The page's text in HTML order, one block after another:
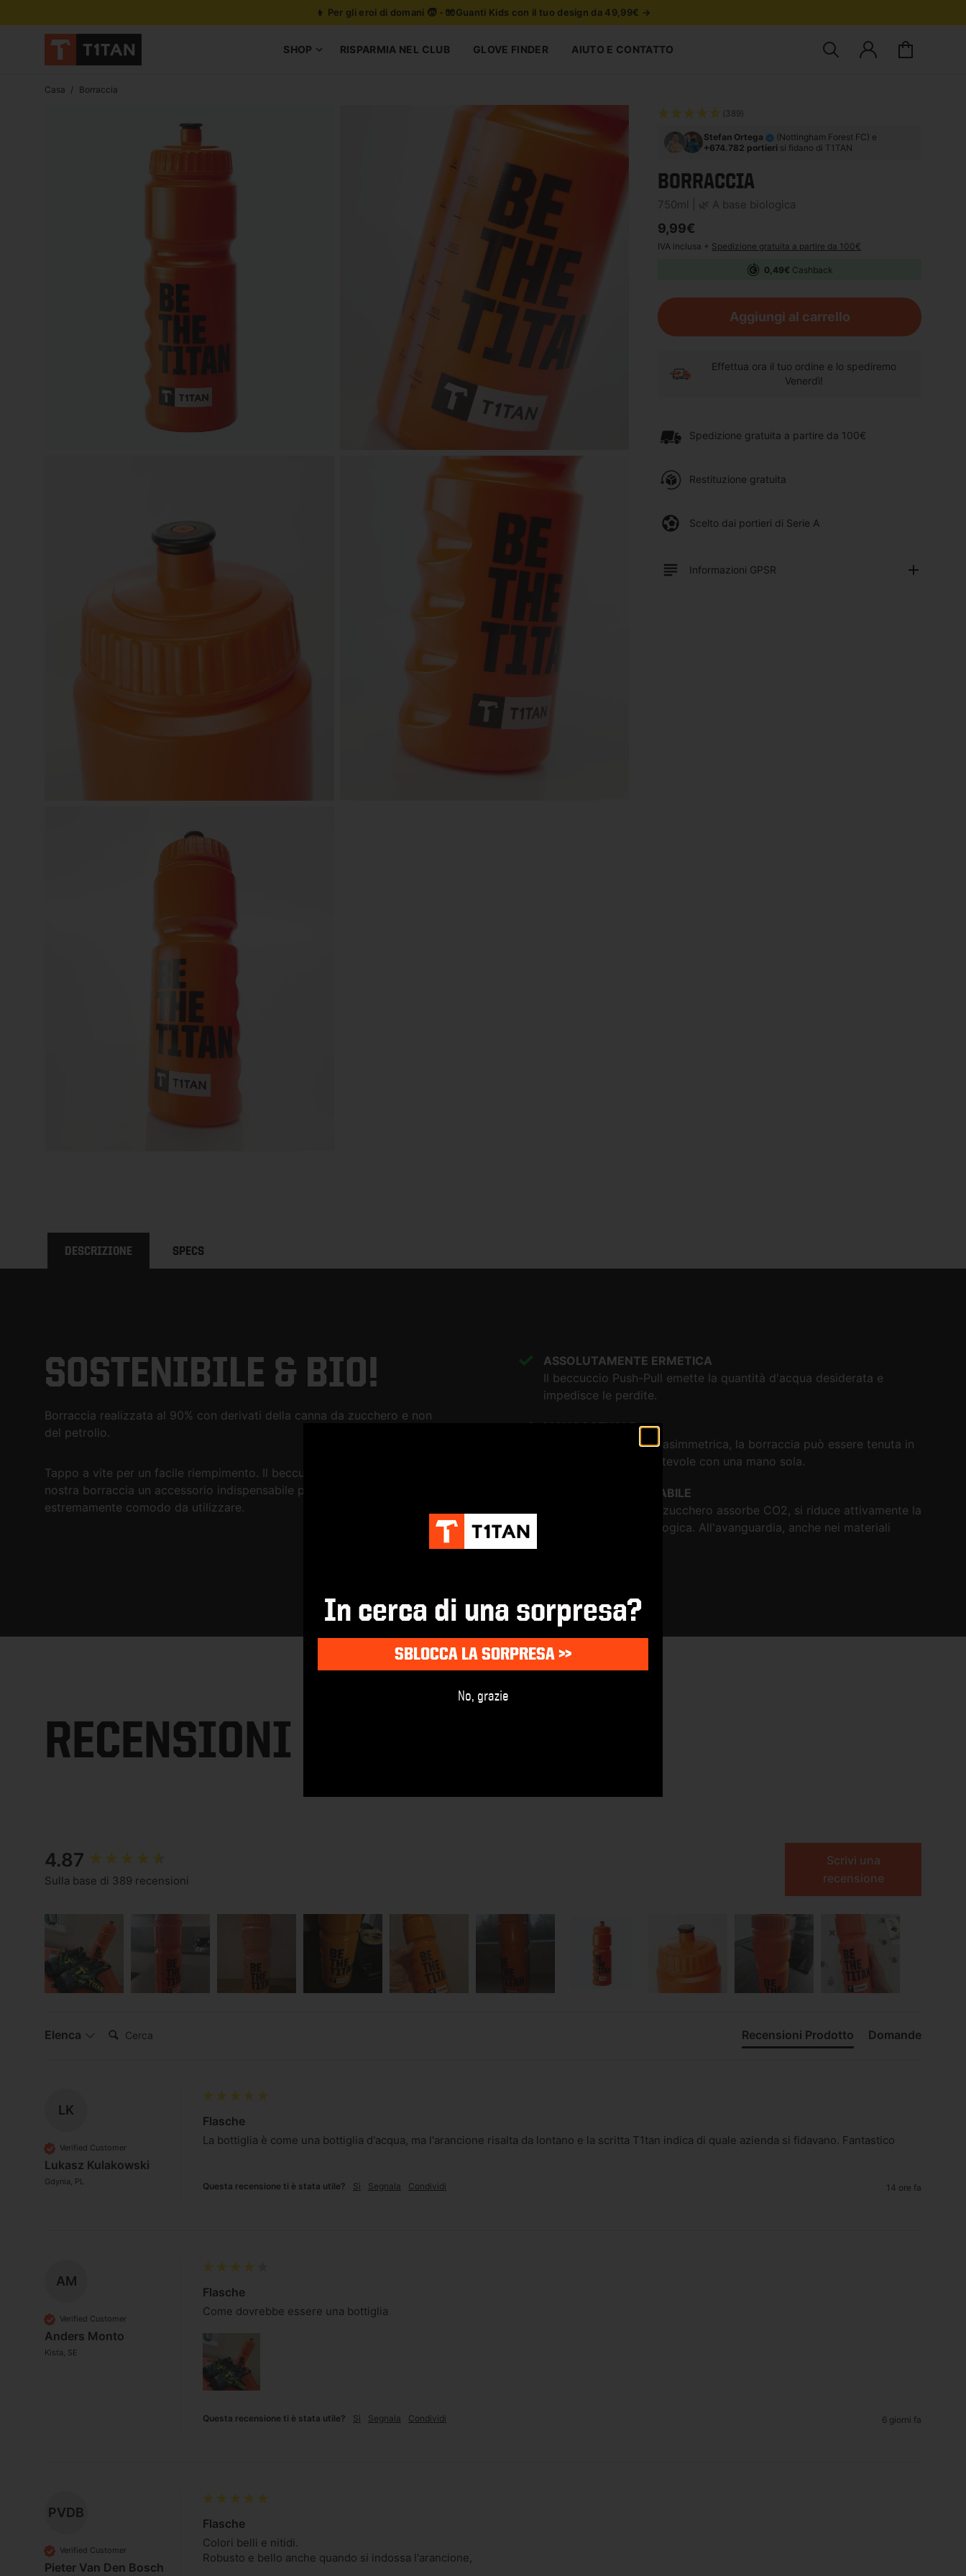
👦 Per gli eroi di domani 🧒 - 🧤Guanti Kids con il tuo design da 49,99€ →
SHOP RISPARMIA NEL CLUB GLOVE FINDER AIUTO E CONTATTO
Cerca prodotti
AccediCarrello
Casa / Borraccia
(389)
Stefan Ortega
(Nottingham Forest FC) e
+674.782 portieri si fidano di T1TAN
BORRACCIA
750ml | 🌿 A base biologica
Prezzo di listino
9,99€
IVA inclusa + Spedizione gratuita a partire da 100€
0,49€ Cashback
Aggiungi al carrello
Effettua ora il tuo ordine e lo spediremo
Venerdì!
Spedizione gratuita a partire da 100€
Restituzione gratuita
Scelto dai portieri di Serie A
Informazioni GPSR
DESCRIZIONE SPECS
SOSTENIBILE & BIO!
Borraccia realizzata al 90% con derivati della canna da zucchero e non
del petrolio.
Tappo a vite per un facile riempimento. Il beccuccio push-pull rende la
nostra borraccia un accessorio indispensabile per ogni portiere ed
estremamente comodo da utilizzare.
ASSOLUTAMENTE ERMETICA
Il beccuccio Push-Pull emette la quantità d'acqua desiderata e
impedisce le perdite.
MANOGGEVOLE
Grazie alla sua forma asimmetrica, la borraccia può essere tenuta in
modo sicuro e confortevole con una mano sola.
MENO CO2 + RICICLABILE
Dato che la canna da zucchero assorbe CO2, si riduce attivamente la
propria impronta ecologica. All'avanguardia, anche nei materiali
RECENSIONI
4.87
Sulla base di 389 recensioni
Scrivi una
recensione
Elenca Cerca: Recensioni Prodotto Domande
LK
Verified Customer
Lukasz Kulakowski
Gdynia, PL
Flasche
La bottiglia è come una bottiglia d'acqua, ma l'arancione risalta da lontano e la scritta T1tan indica di quale azienda si fidavano. Fantastico
Questa recensione ti è stata utile? Sì Segnala Condividi 14 ore fa
AM
Verified Customer
Anders Monto
Kista, SE
Flasche
Come dovrebbe essere una bottiglia
Questa recensione ti è stata utile? Sì Segnala Condividi 6 giorni fa
PVDB
Verified Customer
Pieter Van Den Bosch
Flasche
Colori belli e nitidi.
Robusto e bello anche quando si indossa l'arancione,
New content loaded
In cerca di una sorpresa?
SBLOCCA LA SORPRESA >>
No, grazie